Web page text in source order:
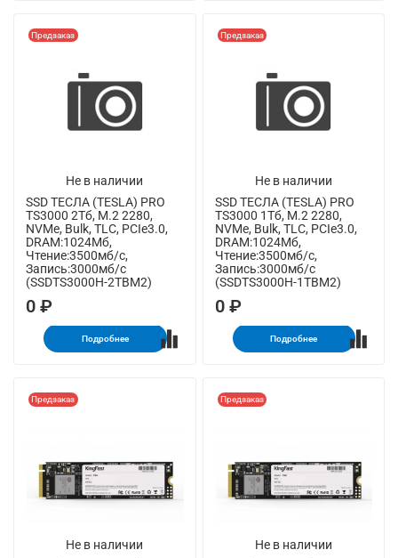
Не в наличии
Предзаказ
SSD ТЕСЛА (TESLA) PRO
TS3000 2Тб, M.2 2280,
NVMe, Bulk, TLC, PCIe3.0,
DRAM:1024Мб,
Чтение:3500мб/с,
Запись:3000мб/с
(SSDTS3000H-2TBM2)
0 ₽
Подробнее
Не в наличии
Предзаказ
SSD ТЕСЛА (TESLA) PRO
TS3000 1Тб, M.2 2280,
NVMe, Bulk, TLC, PCIe3.0,
DRAM:1024Мб,
Чтение:3500мб/с,
Запись:3000мб/с
(SSDTS3000H-1TBM2)
0 ₽
Подробнее
Не в наличии
Предзаказ
Не в наличии
Предзаказ